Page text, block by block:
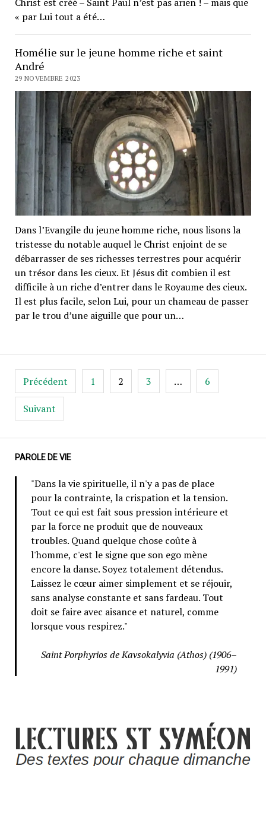
« par Lui tout a été…
Homélie sur le jeune homme riche et saint
André
29 NOVEMBRE 2023
Dans l’Evangile du jeune homme riche, nous lisons la
tristesse du notable auquel le Christ enjoint de se
débarrasser de ses richesses terrestres pour acquérir
un trésor dans les cieux. Et Jésus dit combien il est
difficile à un riche d’entrer dans le Royaume des cieux.
Il est plus facile, selon Lui, pour un chameau de passer
par le trou d’une aiguille que pour un…
Pagination
des
publications
Précédent 1 2 3 … 6
Suivant
PAROLE DE VIE
"Dans la vie spirituelle, il n'y a pas de place
pour la contrainte, la crispation et la tension.
Tout ce qui est fait sous pression intérieure et
par la force ne produit que de nouveaux
troubles. Quand quelque chose coûte à
l'homme, c'est le signe que son ego mène
encore la danse. Soyez totalement détendus.
Laissez le cœur aimer simplement et se réjouir,
sans analyse constante et sans fardeau. Tout
doit se faire avec aisance et naturel, comme
lorsque vous respirez."
Saint Porphyrios de Kavsokalyvia (Athos) (1906–
1991)